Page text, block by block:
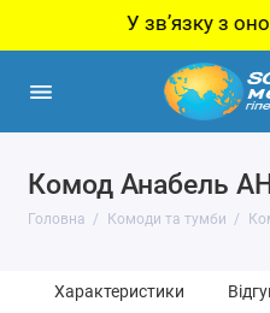
У звʼязку з
Комод Анабель
Головна Комоди та тумби
Характеристики